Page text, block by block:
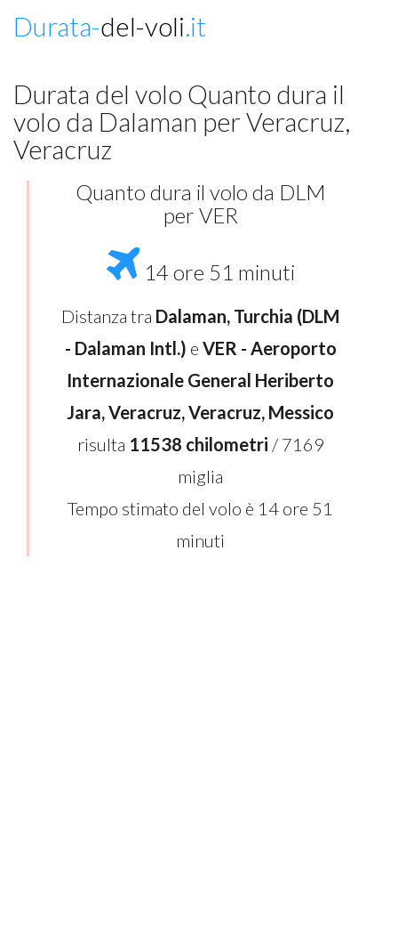
Durata-del-voli.it
Durata del volo Quanto dura il
volo da Dalaman per Veracruz,
Veracruz
Quanto dura il volo da DLM
per VER
14 ore 51 minuti
Distanza tra Dalaman, Turchia (DLM
- Dalaman Intl.) e VER - Aeroporto
Internazionale General Heriberto
Jara, Veracruz, Veracruz, Messico
risulta 11538 chilometri / 7169
miglia
Tempo stimato del volo è 14 ore 51
minuti